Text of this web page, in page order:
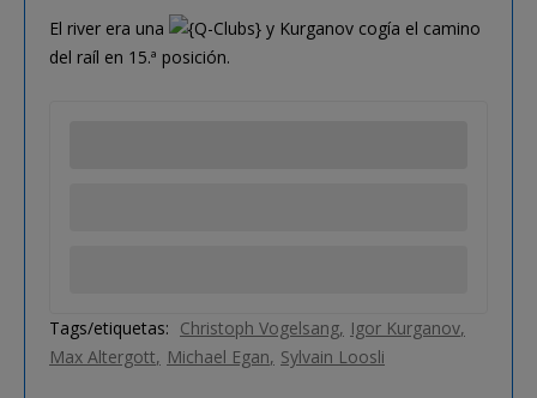
El river era una
y Kurganov cogía el camino
del raíl en 15.ª posición.
Tags/etiquetas: Christoph Vogelsang Igor Kurganov
Max Altergott
Michael Egan Sylvain Loosli